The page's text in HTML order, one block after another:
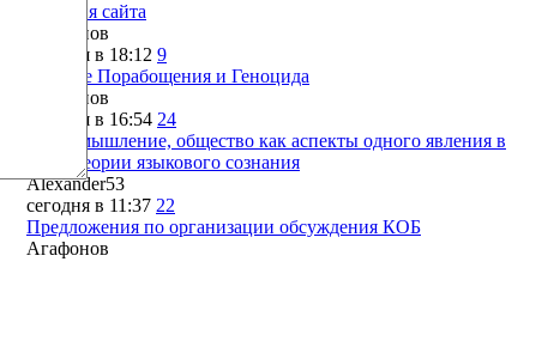
Санация сайта
Агафонов
сегодня в 18:12 9
Оружие Порабощения и Геноцида
Агафонов
сегодня в 16:54 24
Язык, мышление, общество как аспекты одного явления в
свете теории языкового сознания
Alexander53
сегодня в 11:37 22
Предложения по организации обсуждения КОБ
Агафонов